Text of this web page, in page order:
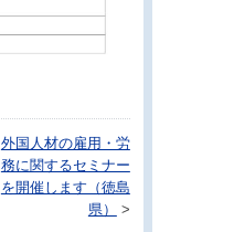
外国人材の雇用・労
務に関するセミナー
を開催します（徳島
県）
>